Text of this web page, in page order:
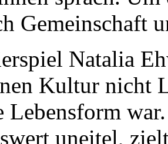
Gemeinschaft
Natalia
Kultur nicht
Lebensform
uneitel,